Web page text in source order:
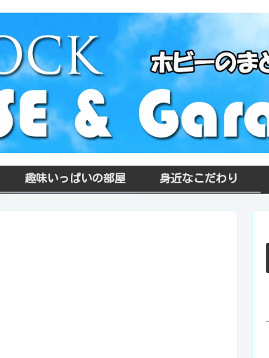
趣味いっぱいの部屋 身近なこだわり